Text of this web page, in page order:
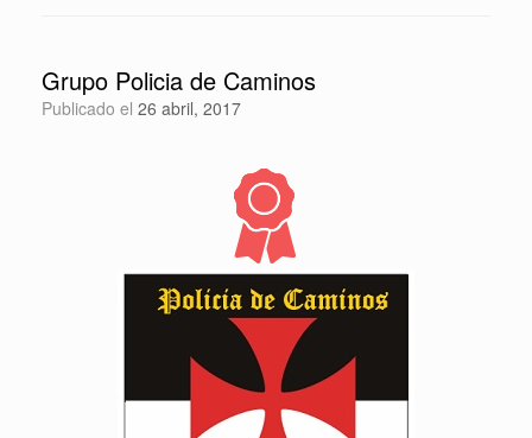
Grupo Policia de Caminos
Publicado el 26 abril, 2017